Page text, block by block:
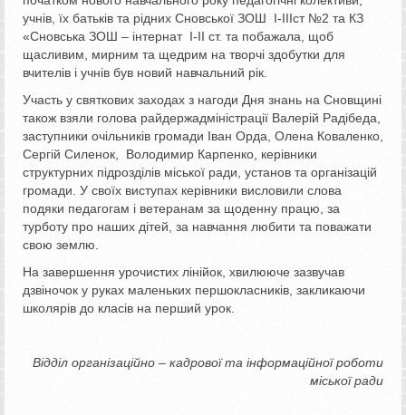
учнів, їх батьків та рідних Сновської ЗОШ І-ІІІст №2 та КЗ
«Сновська ЗОШ – інтернат І-ІІ ст. та побажала, щоб
щасливим, мирним та щедрим на творчі здобутки для
вчителів і учнів був новий навчальний рік.
Участь у святкових заходах з нагоди Дня знань на Сновщині
також взяли голова райдержадміністрації Валерій Радібеда,
заступники очільників громади Іван Орда, Олена Коваленко,
Сергій Силенок, Володимир Карпенко, керівники
структурних підрозділів міської ради, установ та організацій
громади. У своїх виступах керівники висловили слова
подяки педагогам і ветеранам за щоденну працю, за
турботу про наших дітей, за навчання любити та поважати
свою землю.
На завершення урочистих лінійок, хвилююче зазвучав
дзвіночок у руках маленьких першокласників, закликаючи
школярів до класів на перший урок.
Відділ організаційно – кадрової та інформаційної роботи
міської ради